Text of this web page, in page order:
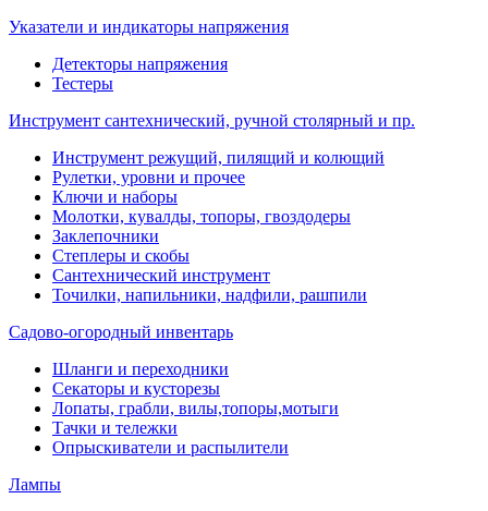
Указатели и индикаторы напряжения
Детекторы напряжения
Тестеры
Инструмент сантехнический, ручной столярный и пр.
Инструмент режущий, пилящий и колющий
Рулетки, уровни и прочее
Ключи и наборы
Молотки, кувалды, топоры, гвоздодеры
Заклепочники
Степлеры и скобы
Сантехнический инструмент
Точилки, напильники, надфили, рашпили
Садово-огородный инвентарь
Шланги и переходники
Секаторы и кусторезы
Лопаты, грабли, вилы,топоры,мотыги
Тачки и тележки
Опрыскиватели и распылители
Лампы